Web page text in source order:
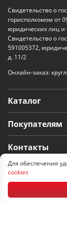
Для обеспечения
cookies
Свидетельство о
горисполкомом от
юридических лиц
Свидетельство о
591005372,
д. 11/2
Онлайн-заказ:
Каталог
Покупателям
Контакты
г. Гродно,
Пн-Пт:
+375 152